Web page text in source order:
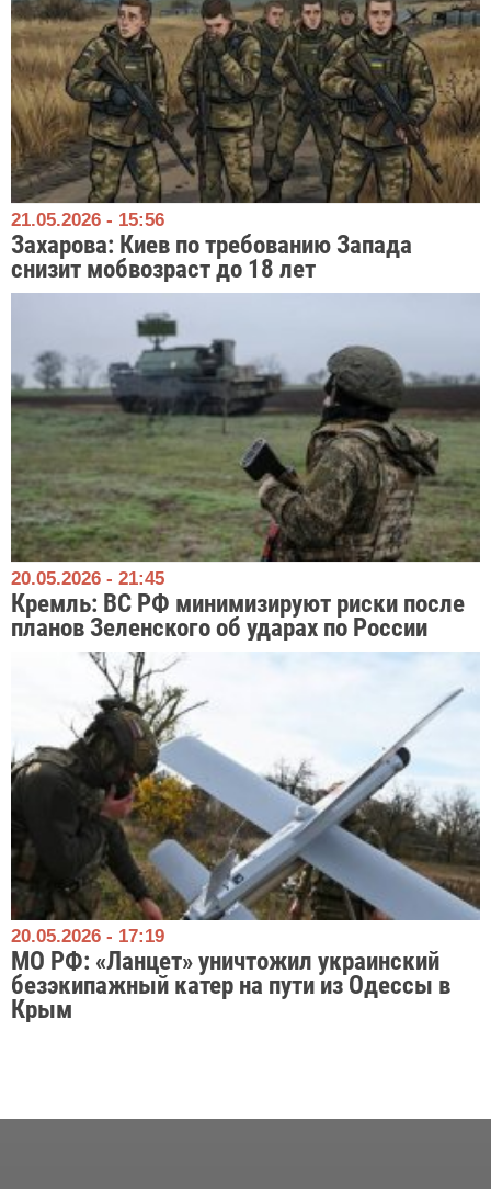
21.05.2026 - 15:56
Захарова: Киев по требованию Запада
снизит мобвозраст до 18 лет
20.05.2026 - 21:45
Кремль: ВС РФ минимизируют риски после
планов Зеленского об ударах по России
20.05.2026 - 17:19
МО РФ: «Ланцет» уничтожил украинский
безэкипажный катер на пути из Одессы в
Крым